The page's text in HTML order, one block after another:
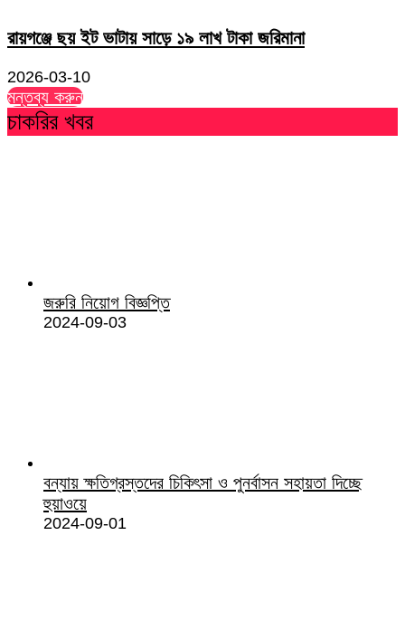
রায়গঞ্জে ছয় ইট ভাটায় সাড়ে ১৯ লাখ টাকা জরিমানা
2026-03-10
মন্তব্য করুন
চাকরির খবর
জরুরি নিয়োগ বিজ্ঞপ্তি
2024-09-03
বন্যায় ক্ষতিগ্রস্তদের চিকিৎসা ও পুনর্বাসন সহায়তা দিচ্ছে
হুয়াওয়ে
2024-09-01